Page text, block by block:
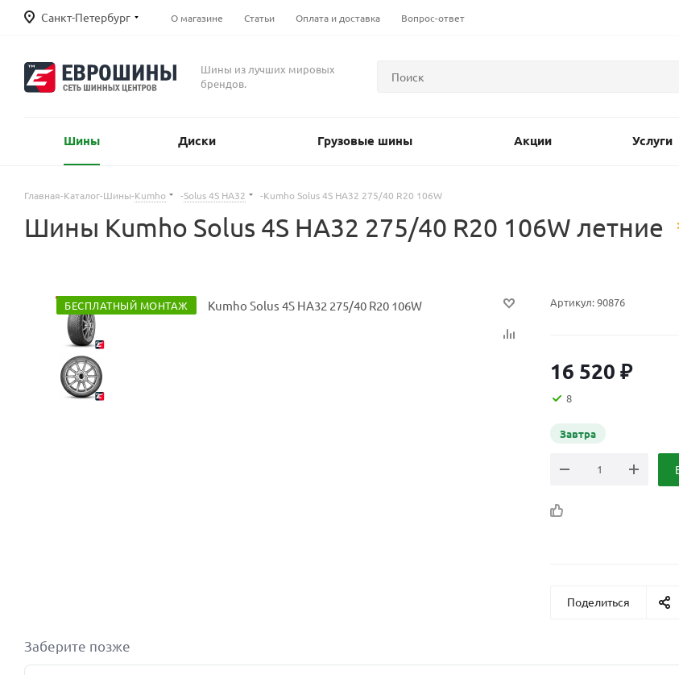
Санкт-Петербург О магазине Статьи Оплата и доставка Вопрос-ответ
Шины из лучших мировых
брендов.
Шины Диски Грузовые шины Акции Услуги
Главная-Каталог-Шины-Kumho -Solus 4S HA32 -Kumho Solus 4S HA32 275/40 R20 106W
Шины Kumho Solus 4S HA32 275/40 R20 106W летние
БЕСПЛАТНЫЙ МОНТАЖ Артикул:90876
16 520 ₽
8
Завтра
Поделиться
Заберите позже